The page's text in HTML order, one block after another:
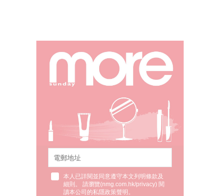
本人已詳閱並同意遵守本文列明條款及
細則。 請瀏覽(nmg.com.hk/privacy) 閱
讀本公司的私隱政策聲明。